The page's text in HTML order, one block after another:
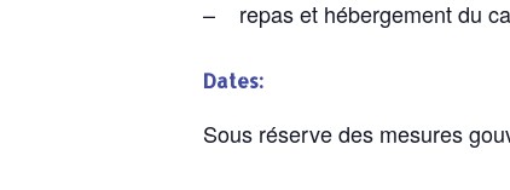
– repas et hébergement du
Dates:
Sous réserve des mesures